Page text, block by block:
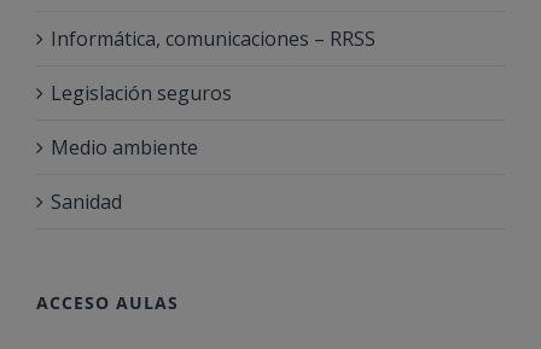
Informática, comunicaciones – RRSS
Legislación seguros
Medio ambiente
Sanidad
ACCESO AULAS